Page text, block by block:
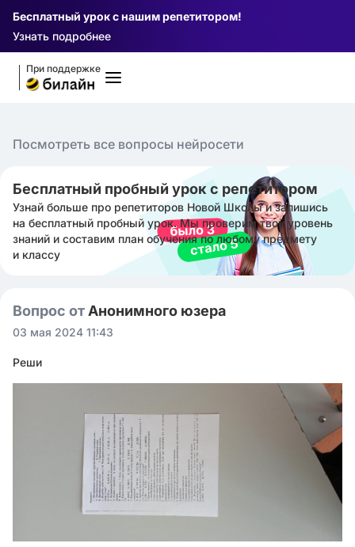
Бесплатный урок с нашим репетитором!
Узнать подробнее
При поддержке
Посмотреть все вопросы нейросети
Бесплатный пробный урок с репетитором
Узнай больше про репетиторов Новой Школы и запишись
на бесплатный пробный урок. Мы проверим твой уровень
знаний и составим план обучения по любому предмету
и классу
Вопрос от Анонимного юзера
03 мая 2024 11:43
Реши